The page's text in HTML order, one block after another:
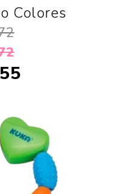
Colores